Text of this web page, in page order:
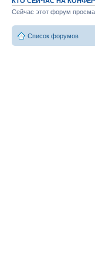
Сейчас этот форум
Список форумов